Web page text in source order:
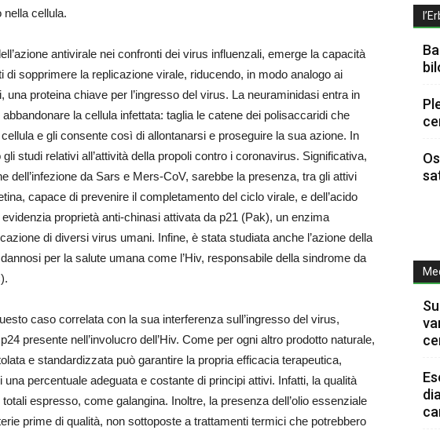
nella cellula.
antivirale nei confronti dei virus influenzali, emerge la capacità
di sopprimere la replicazione virale, riducendo, in modo analogo ai
una proteina chiave per l’ingresso del virus. La neuraminidasi entra in
la cellula infettata: taglia le catene dei polisaccaridi che
e gli consente così di allontanarsi e proseguire la sua azione. In
studi relativi all’attività della propoli contro i coronavirus. Significativa,
dell’infezione da Sars e Mers-CoV, sarebbe la presenza, tra gli attivi
capace di prevenire il completamento del ciclo virale, e dell’acido
proprietà anti-chinasi attivata da p21 (Pak), un enzima
di diversi virus umani. Infine, è stata studiata anche l’azione della
per la salute umana come l’Hiv, responsabile della sindrome da
caso correlata con la sua interferenza sull’ingresso del virus,
presente nell’involucro dell’Hiv. Come per ogni altro prodotto naturale,
e standardizzata può garantire la propria efficacia terapeutica,
una percentuale adeguata e costante di principi attivi. Infatti, la qualità
espresso, come galangina. Inoltre, la presenza dell’olio essenziale
prime di qualità, non sottoposte a trattamenti termici che potrebbero